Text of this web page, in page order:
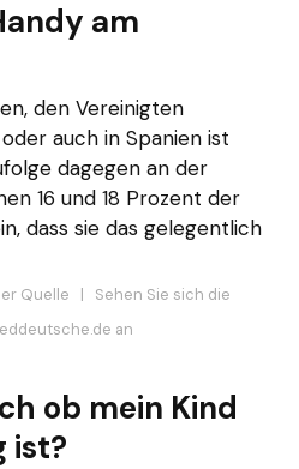
am
den Vereinigten
auch in Spanien ist
dagegen an der
16 und 18 Prozent der
dass sie das gelegentlich
Quelle | Sehen Sie sich die
an
ob mein Kind
ist?